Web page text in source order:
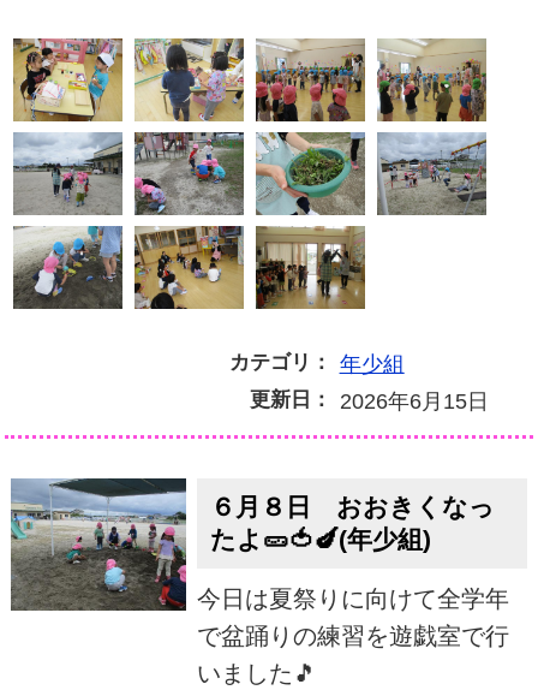
カテゴリ： 年少組
更新日： 2026年6月15日
６月８日 おおきくなっ
たよ🥒🍅🍆(年少組)
今日は夏祭りに向けて全学年
で盆踊りの練習を遊戯室で行
いました🎵